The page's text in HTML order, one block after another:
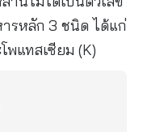
รหลัก 3 ชนิด ได้แก่
พแทสเซียม (K)